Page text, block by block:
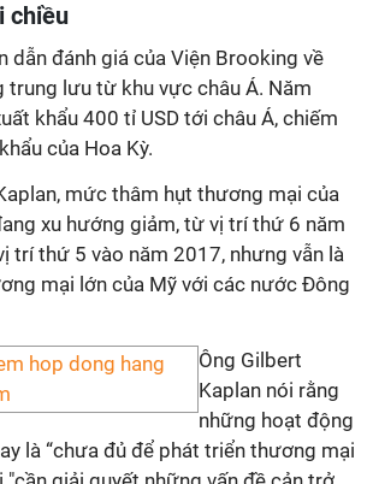
chiều
dẫn đánh giá của Viện Brooking về
trung lưu từ khu vực châu Á. Năm
khẩu 400 tỉ USD tới châu Á, chiếm
của Hoa Kỳ.
mức thâm hụt thương mại của
xu hướng giảm, từ vị trí thứ 6 năm
trí thứ 5 vào năm 2017, nhưng vẫn là
mại lớn của Mỹ với các nước Đông
Ông Gilbert
Kaplan nói rằng
những hoạt động
là “chưa đủ để phát triển thương mại